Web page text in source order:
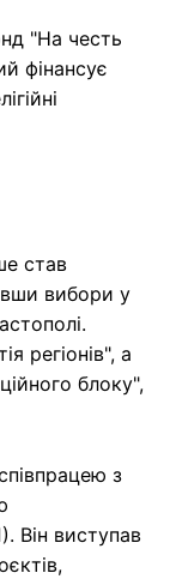
"На честь
фінансує
став
вибори у
регіонів", а
блоку",
з
Він виступав